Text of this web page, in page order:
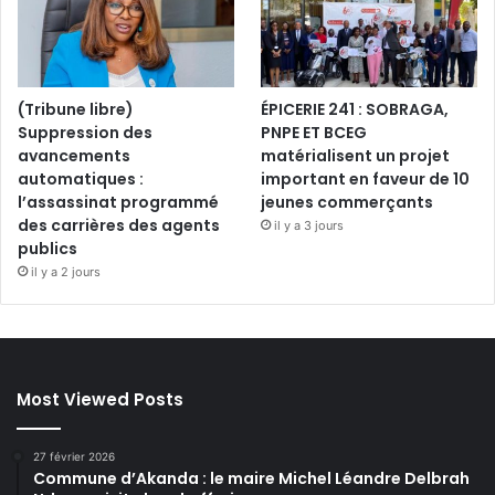
(Tribune libre)
Suppression des
avancements
automatiques :
l’assassinat programmé
des carrières des agents
publics
il y a 2 jours
ÉPICERIE 241 : SOBRAGA,
PNPE ET BCEG
matérialisent un projet
important en faveur de 10
jeunes commerçants
il y a 3 jours
Most Viewed Posts
27 février 2026
Commune d’Akanda : le maire Michel Léandre Delbrah